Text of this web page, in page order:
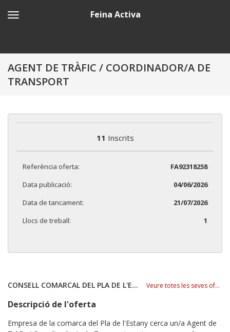
Feina Activa
AGENT DE TRÀFIC / COORDINADOR/A DE
TRANSPORT
11 Inscrits
Referència oferta:
FA92318258
Data publicació:
04/06/2026
Data de tancament:
21/07/2026
Llocs de treball:
1
CONSELL COMARCAL DEL PLA DE L'ESTANY Veure totes les seves ofertes
Descripció de l'oferta
Empresa de la comarca del Pla de l'Estany cerca un/a Agent de